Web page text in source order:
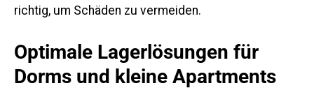
richtig, um Schäden zu vermeiden.
Optimale Lagerlösungen für
Dorms und kleine Apartments